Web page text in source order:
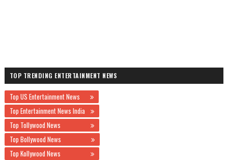
TOP TRENDING ENTERTAINMENT NEWS
Top US Entertainment News
Top Entertainment News India
Top Tollywood News
Top Bollywood News
Top Kollywood News